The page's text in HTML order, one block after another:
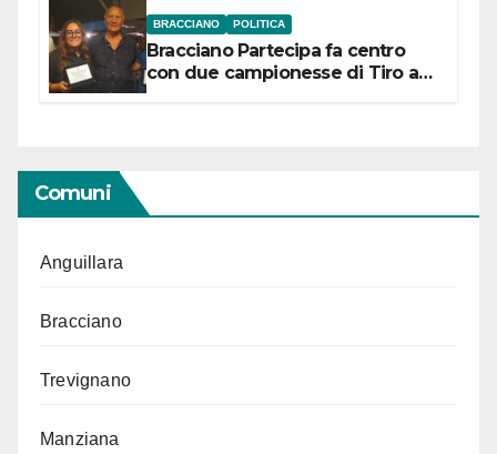
BRACCIANO POLITICA
Bracciano Partecipa fa centro
con due campionesse di Tiro a
Comuni
Anguillara
Bracciano
Trevignano
Manziana